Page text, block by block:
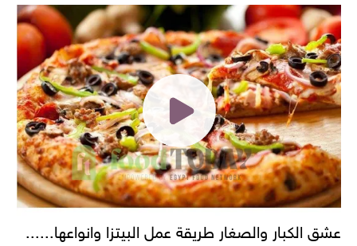
عشق الكبار والصغار طريقة عمل البيتزا وانواعها......